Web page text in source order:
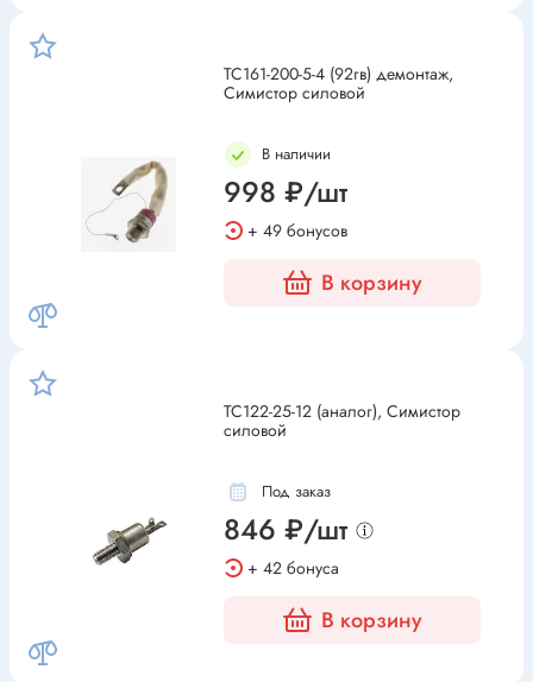
ТС161-200-5-4 (92гв) демонтаж,
Симистор силовой
В наличии
998 ₽/шт
+ 49 бонусов
В корзину
ТС122-25-12 (аналог), Симистор
силовой
Под заказ
846 ₽/шт
+ 42 бонуса
В корзину